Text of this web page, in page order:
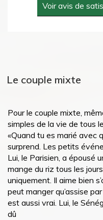
Voir avis de
Le couple mixte
Pour le couple mixte,
simples de la vie de tous
«Quand tu es marié avec
surprend. Les petits
Lui, le Parisien, a épousé
mange du riz tous les
uniquement. Il aime bien
peut manger qu’assise
est aussi vrai. Lui, le
dû